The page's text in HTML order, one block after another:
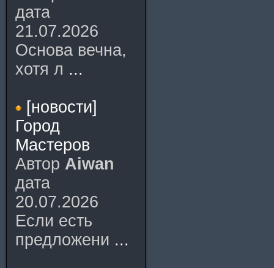
дата
21.07.2026
Основа вечна,
хотя л ...
[новости]
Город
Мастеров
Автор Aiwan
дата
20.07.2026
Если есть
предложени ...